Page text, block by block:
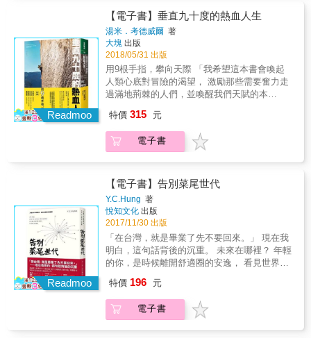
段的理財觀：肯做肯拚很重要，但必須搭配聰
明理財。 也因此智偉從富人那邊學到，要先投
資腦袋才能快速擴充口袋，而且學歷非常重
要。為此，原本只有高商學歷的他，選擇犧牲
一些打工的機會，改為投入時間去念書，靠著
邊上班邊研習，先念二專接著繼續唸二技，後
來也取得大學財經學位。 智偉在銀行服務十
確賺錢比較有效率），還需要邊念書。另外很
重要的一點，在銀行這樣的環境，他不論要取
得貸款融資或各種金融優惠，身為員工都比較
有優勢。 就這樣，他在銀行服務到三十歲出
定。 人家說，在銀行上班等同捧著金飯碗，更
且像智偉這樣已經有十年資歷的資深行員，這
一生更是生計無虞。但智偉卻選擇在三十多歲
黃金時刻離職。因為他覺得時候到了。 這時候
已經進入人生理財的第三階段：他要開始賺取
收入「無上限」的財富， 而這是任何體制內服
務得不到的。 但要做這樣的抉擇容易嗎？要放
棄安穩的收入來源前，真的已經做出明確的評
估了嗎？ 其實智偉的個性絕非衝動莽撞型，相
定跳出上班族舒適圈，前提絕對是他已經做好
準備。
分鐘都沒浪費地就去找工作，也安排了早晚及
假日的兼差。也在因緣際會下，後來得以被銀
行錄取，擔任最基層的事務人員。對一般人特
別是上班族來說，金融業算是薪資水平較不錯
肯拚就有收入。 漸漸地，他發現到，賺錢不能
只靠努力，同樣時間付出，有的人就是比其他
人可以賺更多錢，也就是說賺錢必須要有效
率。這主要來自於他在銀行界服務時的觀察，
更多用心去觀察及學習，也因此他有特別留意
到，那些有辦法在銀行存入大筆金額的人，背
後都有一套理財學問，那絕不是單純的朝九晚
段的理財觀：肯做肯拚很重要，但必須搭配聰
明理財。 也因此智偉從富人那邊學到，要先投
資腦袋才能快速擴充口袋，而且學歷非常重
要。為此，原本只有高商學歷的他，選擇犧牲
一些打工的機會，改為投入時間去念書，靠著
邊上班邊研習，先念二專接著繼續唸二技，後
來也取得大學財經學位。 智偉在銀行服務十
確賺錢比較有效率），還需要邊念書。另外很
重要的一點，在銀行這樣的環境，他不論要取
得貸款融資或各種金融優惠，身為員工都比較
實業家、勵志演說家，也包含軍人、老師、發
明家、音樂家。他們有著完全不同的出身背
景，經歷過不同的築夢困境以及心路歷程。 本
書歸納了六大類的築夢專題，在青年立志篇，
我們介紹了三位青年才俊，他們才二十幾歲，
就走出自己的事業之路。創業有成篇，顧名思
義，介紹的是打造成功的企業，讓這些創業家
篇，則可能更符合許多職涯人的心聲，在人生
這條長長的跑道上，也許一個人要經歷過不同
的轉換，才能真正找到自己的夢。志業格局
轉念再起篇，他們的人生雖經歷挫折也曾跌落
谷底，他們後來也找出自己新的人生路。最
後，攀登巔峰篇，則介紹三位追求事業，帶來
新突破新境界的故事。 我們人人都有自己的夢
想，每個夢想都有不同的模式。也許坊間介紹
了許多不同的大師及專業學者，教我們如何做
夢追夢築夢，但這裡，我們則是透過來自實戰
領域第一線的現身說法，和各位讀者分享他們
的築夢心聲，也分享寶貴的生命經驗。 這裡有
論你身處哪一個行業，都能在這裡找到對你有
用的人生箴言或參考觀點。 生命是值得奮鬥、
值得追求、值得用美夢來構築的無悔人生。 願
比爾蓋茲、蘋果的賈柏斯、阿里巴巴的馬雲，
每一個改變世界的偉人，都曾經擁有一個很強
大的夢。 當然，人各有志，有人想要當總統，
有人要賺大錢，但也有人只想追求真愛，或者
當個平凡但快樂的人。做夢沒有一個標準，但
重點是，每個夢都要對自己負責，畢竟人生就
這一遭，不好好的去築夢踏實，就太對不起自
己的人生了。 本書收集了來自不同領域的20位
達人，他們擁有不同的夢。特別的是，他們用
中，有已經步入退休年齡，卻勇於開創事業第
二春的不老鬥士，也有十幾歲就立志創業，如
今才二十幾歲就擁有自己事業的青年。這些夢
想家涵蓋著不同領域，主題從最傳統的工廠，
到最熱門的虛擬貨幣。包含企業家、創業家、
實業家、勵志演說家，也包含軍人、老師、發
明家、音樂家。他們有著完全不同的出身背
景，經歷過不同的築夢困境以及心路歷程。 本
書歸納了六大類的築夢專題，在青年立志篇，
我們介紹了三位青年才俊，他們才二十幾歲，
就走出自己的事業之路。創業有成篇，顧名思
義，介紹的是打造成功的企業，讓這些創業家
們現身說法，分享他們的心路歷程。職場轉換
篇，則可能更符合許多職涯人的心聲，在人生
這條長長的跑道上，也許一個人要經歷過不同
Readmoo
【電子書】垂直九十度的熱血人生
湯米．考德威爾 著
大塊 出版
2018/05/31 出版
用9根手指，攀向天際 「我希望這本書會喚起
人類心底對冒險的渴望， 激勵那些需要奮力走
過滿地荊棘的人們，並喚醒我們天賦的本
▲ 史上自由攀登優勝美地酋長岩黎明之牆第一
人 ▲ 知名戶外品牌Patagonia攀岩大使 二〇一
五年一月十四日，湯米&bull;考德威爾與攀岩夥
的時間，自由攀登垂直距離近三千呎的優勝美
地酋長岩「黎明之牆」。這項不可能任務，是
考德威爾一生鞭策自己超越極限所帶來的勝利
果實。 這本引人入勝的回憶錄，記錄一名害羞
男孩的成長史。考德威爾有一個擔任登山嚮導
的狂熱父親，決心培養兒子不屈不撓的性格；
靠著執著的精神，他成為青少年運動攀岩界的
頂尖好手。考德威爾熱愛冒險的天性，接著帶
領他進入鮮為人知、令人目眩神迷的大岩壁自
錄。然而，考德威爾並非一帆風順之人。二十
歲出頭時，他和另外三名攀岩者在吉爾吉斯山
中被民兵綁架，淪為人質，歷經一段駭人的苦
特價 315 元
電子書
Readmoo
【電子書】告別菜尾世代
Y.C.Hung 著
悅知文化 出版
2017/11/30 出版
「在台灣，就是畢業了先不要回來。」 現在我
明白，這句話背後的沉重。 未來在哪裡？ 年輕
的你，是時候離開舒適圈的安逸， 看見世界，
前所未有的大規模流通，出走，不再是「台
勞」這樣的狹獈看法，而是一種走進世界、培
養大格局的人生選擇。 我們一起成長在沒有戰
特價 196 元
電子書